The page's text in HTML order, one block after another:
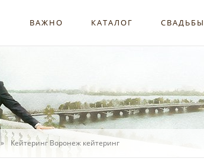
ВАЖНО КАТАЛОГ СВАДЬБЫ
Кейтеринг Воронеж кейтеринг